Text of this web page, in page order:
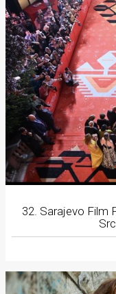
32. Sarajevo Film